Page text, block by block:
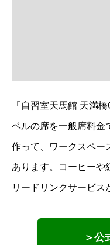
「自習室天馬館 天満
ベルの席を一般席料金
作って、ワークスペー
あります。コーヒーや
リードリンクサービス
＞公